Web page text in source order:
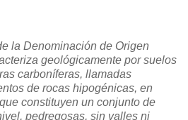
la Denominación de Origen
geológicamente por suelos
carboníferas, llamadas
de rocas hipogénicas, en
constituyen un conjunto de
pedregosas, sin valles ni